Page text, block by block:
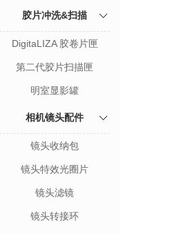
胶片冲洗&扫描
DigitaLIZA 胶卷片匣
第二代胶片扫描匣
明室显影罐
相机镜头配件
镜头收纳包
镜头特效光圈片
镜头滤镜
镜头转接环